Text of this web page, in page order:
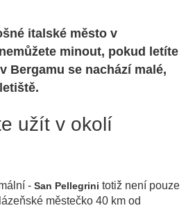
italské město v
minout, pokud letíte
Bergamu se nachází malé,
užít v okolí
- San Pellegrini totiž není pouze
městečko 40 km od